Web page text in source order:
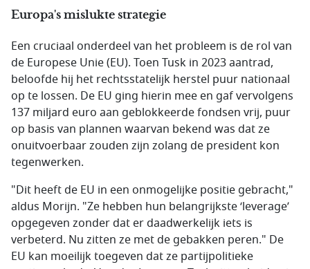
Europa's mislukte strategie
Een cruciaal onderdeel van het probleem is de rol van
de Europese Unie (EU). Toen Tusk in 2023 aantrad,
beloofde hij het rechtsstatelijk herstel puur nationaal
op te lossen. De EU ging hierin mee en gaf vervolgens
137 miljard euro aan geblokkeerde fondsen vrij, puur
op basis van plannen waarvan bekend was dat ze
onuitvoerbaar zouden zijn zolang de president kon
tegenwerken.
"Dit heeft de EU in een onmogelijke positie gebracht,"
aldus Morijn. "Ze hebben hun belangrijkste ‘leverage’
opgegeven zonder dat er daadwerkelijk iets is
verbeterd. Nu zitten ze met de gebakken peren." De
EU kan moeilijk toegeven dat ze partijpolitieke